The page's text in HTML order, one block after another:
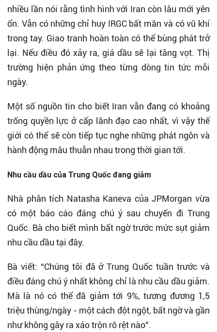
nhiều lần nói rằng tình hình với Iran còn lâu mới yên
ổn. Vẫn có những chỉ huy IRGC bất mãn và có vũ khí
trong tay. Giao tranh hoàn toàn có thể bùng phát trở
lại. Nếu điều đó xảy ra, giá dầu sẽ lại tăng vọt. Thị
trường hiện phản ứng theo từng dòng tin tức mỗi
ngày.
Một số nguồn tin cho biết Iran vẫn đang có khoảng
trống quyền lực ở cấp lãnh đạo cao nhất, vì vậy thế
giới có thể sẽ còn tiếp tục nghe những phát ngôn và
hành động mâu thuẫn nhau trong thời gian tới.
Nhu cầu dầu của Trung Quốc đang giảm
Nhà phân tích Natasha Kaneva của JPMorgan vừa
có một báo cáo đáng chú ý sau chuyến đi Trung
Quốc. Bà cho biết mình bất ngờ trước mức sụt giảm
nhu cầu dầu tại đây.
Bà viết: “Chúng tôi đã ở Trung Quốc tuần trước và
điều đáng chú ý nhất không chỉ là nhu cầu dầu giảm.
Mà là nó có thể đã giảm tới 9%, tương đương 1,5
triệu thùng/ngày - một cách đột ngột, bất ngờ và gần
như không gây ra xáo trộn rõ rệt nào”.